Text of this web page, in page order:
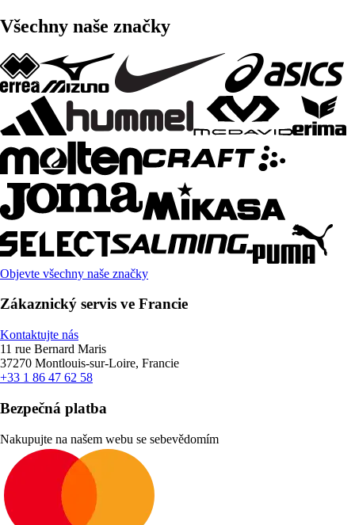
Všechny naše značky
Objevte všechny naše značky
Zákaznický servis ve Francie
Kontaktujte nás
11 rue Bernard Maris
37270 Montlouis-sur-Loire, Francie
+33 1 86 47 62 58
Bezpečná platba
Nakupujte na našem webu se sebevědomím